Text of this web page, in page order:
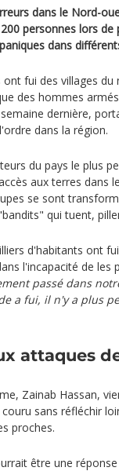
dans le Nord-
personnes lors de
dans
fui des villages
des hommes
dernière,
dans la région.
du pays le plus
aux terres dans
se sont
qui tuent,
d'habitants ont
l'incapacité de les
passé dans
a fui, il n'y a plus
attaques
Zainab Hassan,
sans réfléchir
proches.
être une